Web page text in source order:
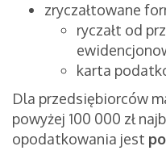
zryczałtowane
ryczałt od
karta
Dla przedsiębiorców
powyżej 100 000 zł
opodatkowania jest